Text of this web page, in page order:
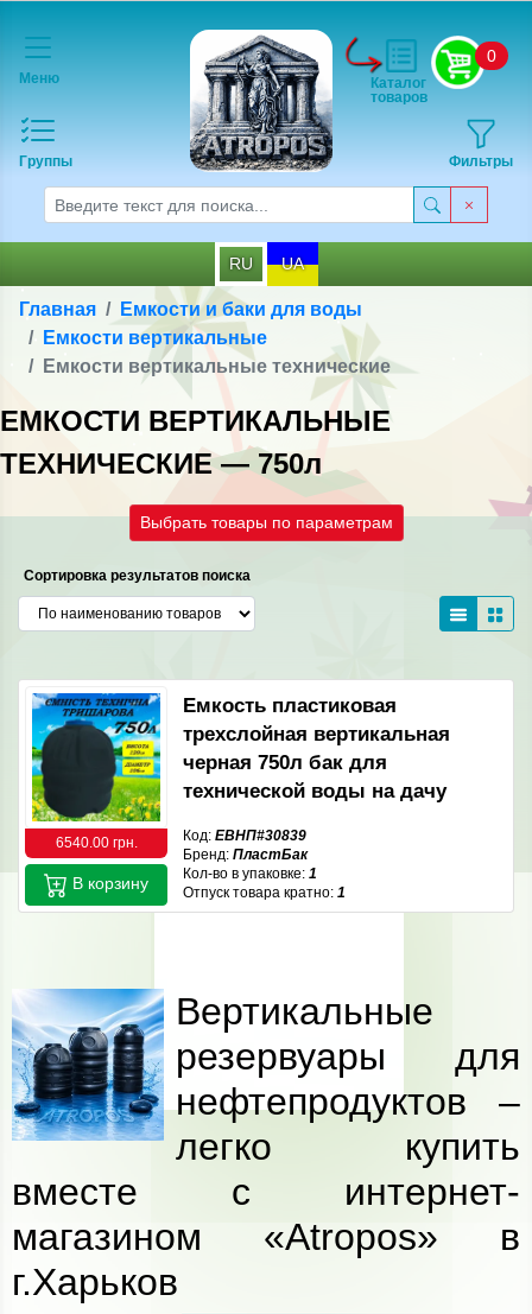
Меню
Группы
0
Фильтры
Каталог
товаров
RU UA
Главная
Емкости и баки для воды
Емкости вертикальные
Емкости вертикальные технические
ЕМКОСТИ ВЕРТИКАЛЬНЫЕ
ТЕХНИЧЕСКИЕ — 750л
Выбрать товары по параметрам
Сортировка результатов поиска
6540.00 грн.
Емкость пластиковая
трехслойная вертикальная
черная 750л бак для
технической воды на дачу
Код: ЕВНП#30839
Бренд: ПластБак
Кол-во в упаковке: 1
Отпуск товара кратно: 1
В корзину
Вертикальные
резервуары для
нефтепродуктов –
легко купить
вместе с интернет-
магазином «Atropos» в
г.Харьков